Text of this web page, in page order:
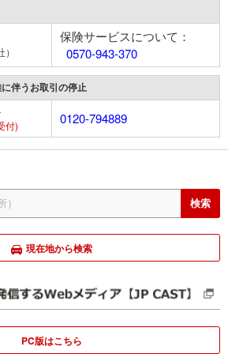
保険サービスについて：
0570-943-370
伴うお取引の停止
付)
0120-794889
現在地から検索
PC版はこちら